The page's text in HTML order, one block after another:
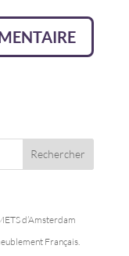
d’Amsterdam
Français.